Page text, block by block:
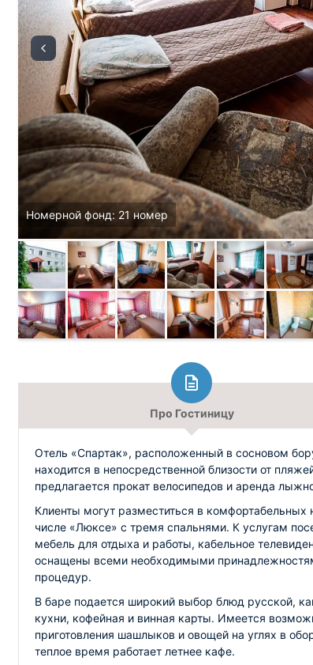
Номерной фонд: 21 номер
Про Гостиницу
Отель «Спартак», расположенный в сосновом
находится в непосредственной близости от
предлагается прокат велосипедов и аренда
Клиенты могут разместиться в комфортабельных
числе «Люксе» с тремя спальнями. К услугам
мебель для отдыха и работы, кабельное
оснащены всеми необходимыми
процедур.
В баре подается широкий выбор блюд русской,
кухни, кофейная и винная карты. Имеется
приготовления шашлыков и овощей на углях в
теплое время работает летнее кафе.